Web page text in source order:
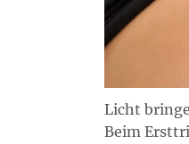
Licht
Beim